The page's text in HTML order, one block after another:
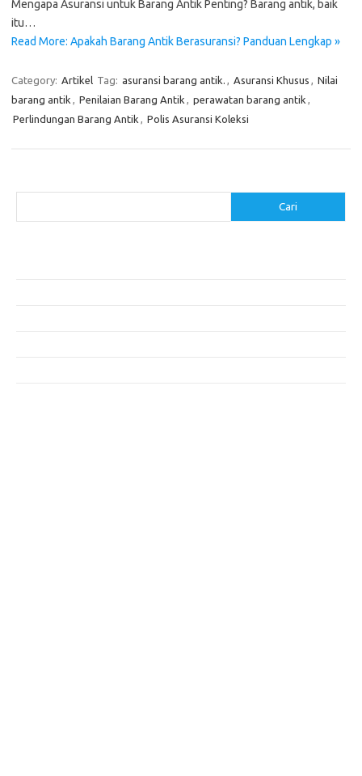
Mengapa Asuransi untuk Barang Antik Penting? Barang antik, baik
itu…
Read More: Apakah Barang Antik Berasuransi? Panduan Lengkap »
Category: Artikel Tag: asuransi barang antik. , Asuransi Khusus , Nilai
barang antik , Penilaian Barang Antik , perawatan barang antik ,
Perlindungan Barang Antik , Polis Asuransi Koleksi
Cari